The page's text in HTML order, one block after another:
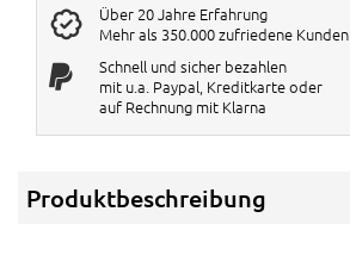
Über 20 Jahre Erfahrung
Mehr als 350.000 zufriedene Kunden
Schnell und sicher bezahlen
mit u.a. Paypal, Kreditkarte oder
auf Rechnung mit Klarna
Produktbeschreibung